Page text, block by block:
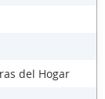
del Hogar